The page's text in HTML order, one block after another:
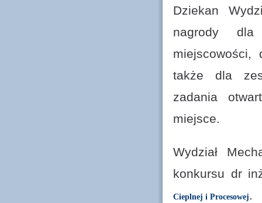
Dziekan
nagrody
miejscowości,
także dla
zadania
miejsce.
Wydział
konkursu dr
Cieplnej i Procesowej.